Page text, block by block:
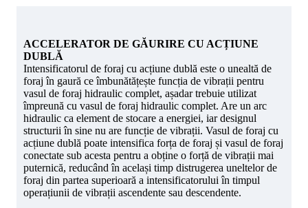
ACCELERATOR DE GĂURIRE CU ACȚIUNE
DUBLĂ
Intensificatorul de foraj cu acțiune dublă este o unealtă de
foraj în gaură ce îmbunătățește funcția de vibrații pentru
vasul de foraj hidraulic complet, așadar trebuie utilizat
împreună cu vasul de foraj hidraulic complet. Are un arc
hidraulic ca element de stocare a energiei, iar designul
structurii în sine nu are funcție de vibrații. Vasul de foraj cu
acțiune dublă poate intensifica forța de foraj și vasul de foraj
conectate sub acesta pentru a obține o forță de vibrații mai
puternică, reducând în același timp distrugerea uneltelor de
foraj din partea superioară a intensificatorului în timpul
operațiunii de vibrații ascendente sau descendente.